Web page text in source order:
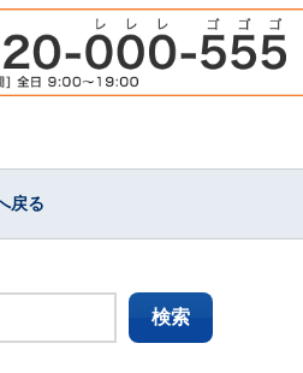
戻る